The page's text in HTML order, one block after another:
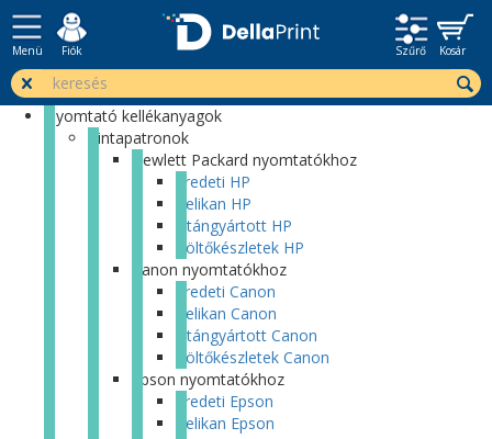
Menü Fiók Szűrő Kosár
Nyomtató kellékanyagok
Tintapatronok
Hewlett Packard nyomtatókhoz
Eredeti HP
Pelikan HP
Utángyártott HP
Töltőkészletek HP
Canon nyomtatókhoz
Eredeti Canon
Pelikan Canon
Utángyártott Canon
Töltőkészletek Canon
Epson nyomtatókhoz
Eredeti Epson
Pelikan Epson